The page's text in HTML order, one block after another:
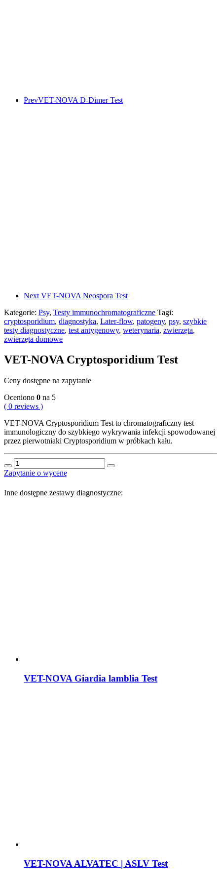
PrevVET-NOVA D-Dimer Test
Next VET-NOVA Neospora Test
Kategorie: Psy, Testy immunochromatograficzne Tagi:
cryptosporidium, diagnostyka, Later-flow, patogeny, psy, szybkie
testy diagnostyczne, test antygenowy, weterynaria, zwierzęta,
zwierzęta domowe
VET-NOVA Cryptosporidium Test
Ceny dostępne na zapytanie
Oceniono 0 na 5
( 0 reviews )
VET-NOVA Cryptosporidium Test to chromatograficzny test
immunologiczny do szybkiego wykrywania infekcji spowodowanej
przez pierwotniaki Cryptosporidium w próbkach kału.
ilość
VET-
NOVA
Cryptosporidium
Test
Zapytanie o wycenę
Inne dostępne zestawy diagnostyczne:
VET-NOVA Giardia lamblia Test
VET-NOVA ALVATEC | ASLV Test